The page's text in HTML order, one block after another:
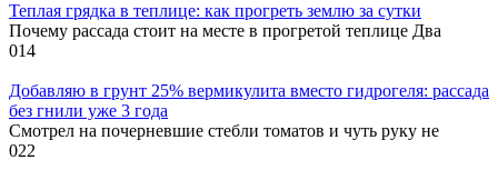
Теплая грядка в теплице: как прогреть землю за сутки
Почему рассада стоит на месте в прогретой теплице Два
014
Добавляю в грунт 25% вермикулита вместо гидрогеля: рассада
без гнили уже 3 года
Смотрел на почерневшие стебли томатов и чуть руку не
022